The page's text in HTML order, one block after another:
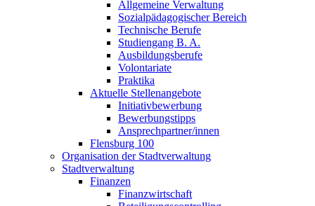
Allgemeine Verwaltung
Sozialpädagogischer Bereich
Technische Berufe
Studiengang B. A.
Ausbildungsberufe
Volontariate
Praktika
Aktuelle Stellenangebote
Initiativbewerbung
Bewerbungstipps
Ansprechpartner/innen
Flensburg 100
Organisation der Stadtverwaltung
Stadtverwaltung
Finanzen
Finanzwirtschaft